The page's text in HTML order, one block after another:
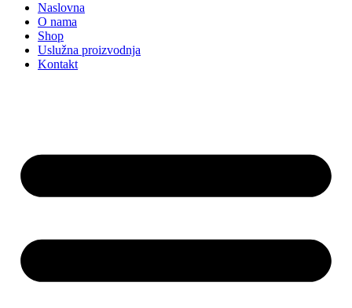
Naslovna
O nama
Shop
Uslužna proizvodnja
Kontakt